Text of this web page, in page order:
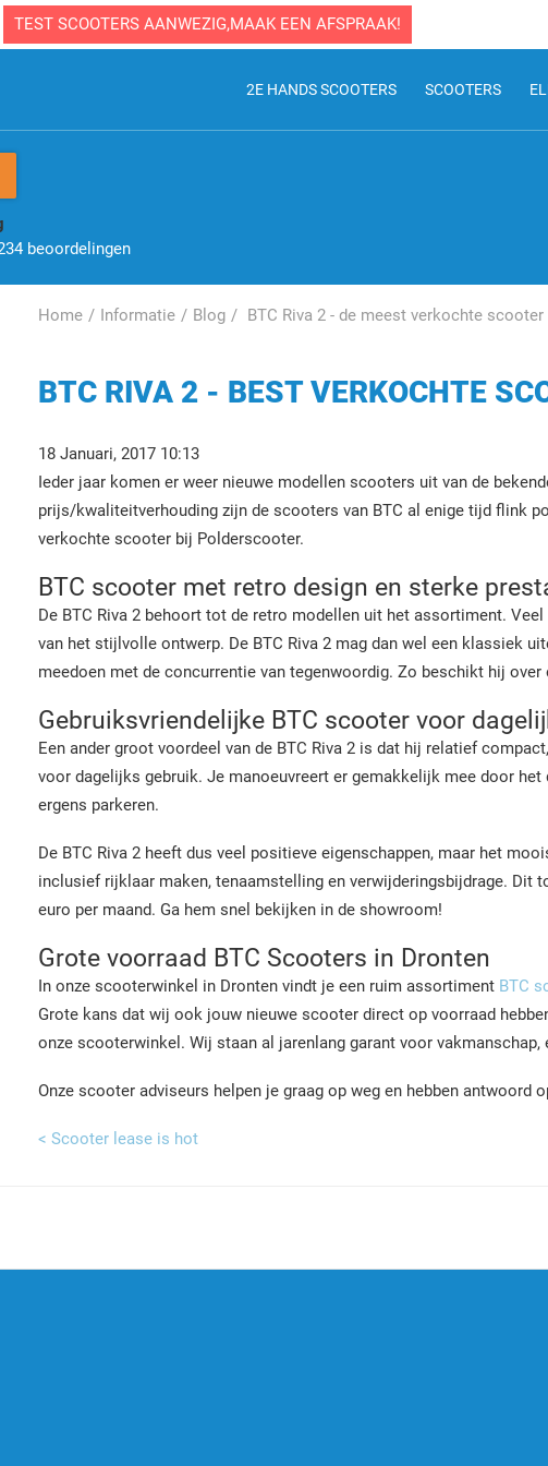
TEST SCOOTERS AANWEZIG,MAAK EEN AFSPRAAK!
2E HANDS SCOOTERS SCOOTERS
beoordelingen
Home Informatie Blog BTC Riva 2 - de meest verkochte scooter
BTC RIVA 2 - BEST VERKOCHTE
18 Januari, 2017 10:13
Ieder jaar komen er weer nieuwe modellen scooters uit van de
prijs/kwaliteitverhouding zijn de scooters van BTC al enige tijd flink
verkochte scooter bij Polderscooter.
BTC scooter met retro design en sterke
De BTC Riva 2 behoort tot de retro modellen uit het assortiment.
van het stijlvolle ontwerp. De BTC Riva 2 mag dan wel een klassiek
meedoen met de concurrentie van tegenwoordig. Zo beschikt hij
Gebruiksvriendelijke BTC scooter voor
Een ander groot voordeel van de BTC Riva 2 is dat hij relatief
voor dagelijks gebruik. Je manoeuvreert er gemakkelijk mee door
ergens parkeren.
De BTC Riva 2 heeft dus veel positieve eigenschappen, maar het
inclusief rijklaar maken, tenaamstelling en verwijderingsbijdrage. Dit
euro per maand. Ga hem snel bekijken in de showroom!
Grote voorraad BTC Scooters in Dronten
In onze scooterwinkel in Dronten vindt je een ruim assortiment BTC
Grote kans dat wij ook jouw nieuwe scooter direct op voorraad
onze scooterwinkel. Wij staan al jarenlang garant voor vakmanschap,
Onze scooter adviseurs helpen je graag op weg en hebben antwoord
< Scooter lease is hot